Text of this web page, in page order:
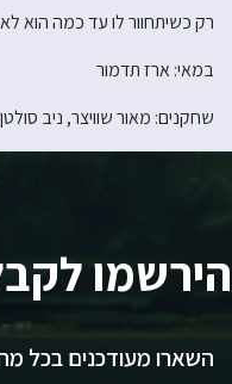
רק כשיתחוור לו עד כמה הוא
במאי: ארז תדמור
שחקנים: מאור שוויצר, ניב
הירשמו
השארו מעודכנים בכל